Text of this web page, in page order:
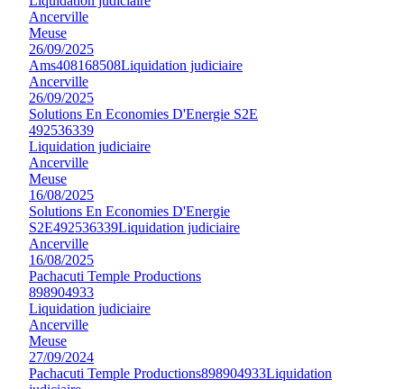
Ancerville
Meuse
26/09/2025
Ams408168508Liquidation judiciaire
Ancerville
26/09/2025
Solutions En Economies D'Energie S2E
492536339
Liquidation judiciaire
Ancerville
Meuse
16/08/2025
Solutions En Economies D'Energie
S2E492536339Liquidation judiciaire
Ancerville
16/08/2025
Pachacuti Temple Productions
898904933
Liquidation judiciaire
Ancerville
Meuse
27/09/2024
Pachacuti Temple Productions898904933Liquidation